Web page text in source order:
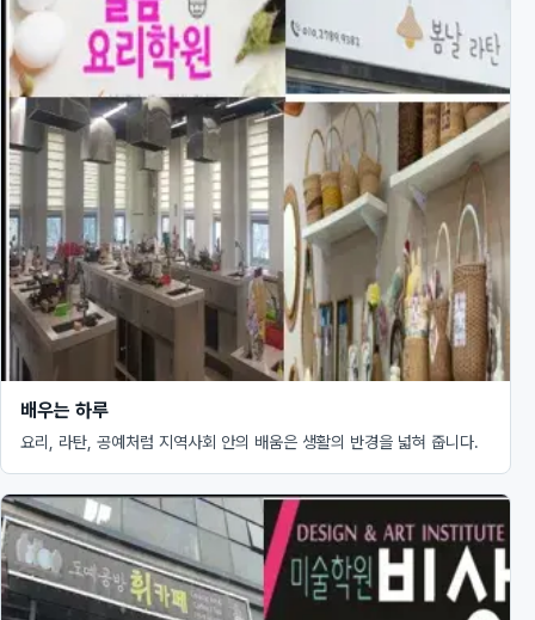
배우는 하루
요리, 라탄, 공예처럼 지역사회 안의 배움은 생활의 반경을 넓혀 줍니다.